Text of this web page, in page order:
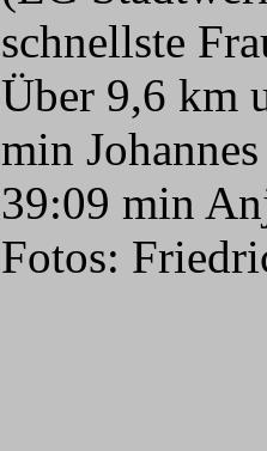
schnellste
Über 9,6 km
min
39:09 min
Fotos: